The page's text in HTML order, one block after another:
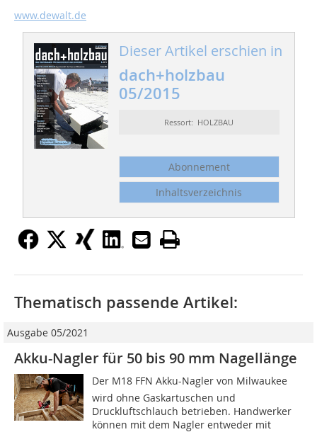
www.dewalt.de
Dieser Artikel erschien in
dach+holzbau
05/2015
Ressort: HOLZBAU
Abonnement
Inhaltsverzeichnis
Thematisch passende Artikel:
Ausgabe 05/2021
Akku-Nagler für 50 bis 90 mm Nagellänge
Der M18 FFN Akku-Nagler von Milwaukee
wird ohne Gaskartuschen und
Druckluftschlauch betrieben. Handwerker
können mit dem Nagler entweder mit